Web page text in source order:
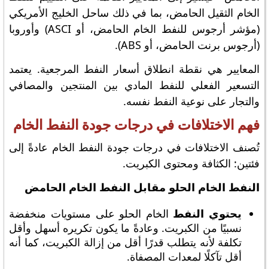
الخام الثقيل الحامض، بما في ذلك ساحل الخليج الأمريكي
(مؤشر أرجوس للنفط الخام الحامض، أو ASCI) وأوروبا
(أرجوس برنت الحامض، أو ABS).
المعايير هي نقطة انطلاق أسعار النفط المرجعية. يعتمد
التسعير الفعلي للنفط المادي بين المنتجين والمصافي
والتجار على نوعية النفط نفسه.
فهم الاختلافات في درجات جودة النفط الخام
تُصنف الاختلافات في درجات جودة النفط الخام عادةً إلى
فئتين: الكثافة ومحتوى الكبريت.
النفط الخام الحلو مقابل النفط الخام الحامض
يحتوي النفط الخام الحلو على مستويات منخفضة
نسبيًا من الكبريت. وعادةً ما يكون تكريره أسهل وأقل
تكلفة لأنه يتطلب قدرًا أقل من إزالة الكبريت، كما أنه
أقل تآكلًا لمعدات المصفاة.